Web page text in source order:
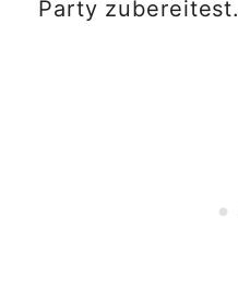
Party zubereitest.